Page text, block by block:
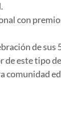
con
de
este tipo